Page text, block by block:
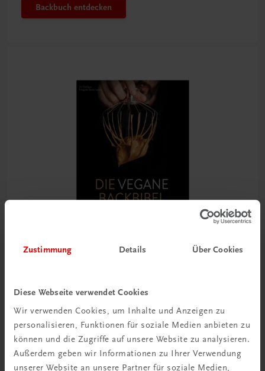
Zustimmung Details Über Cookies
Diese Webseite verwendet Cookies
Wir verwenden Cookies, um Inhalte und Anzeigen zu
personalisieren, Funktionen für soziale Medien anbieten zu
können und die Zugriffe auf unsere Website zu analysieren.
Außerdem geben wir Informationen zu Ihrer Verwendung
unserer Website an unsere Partner für soziale Medien,
Backbuch entdecken
Die vegane Backbibel
100 internationale Rezepte der modernen Patisserie
€ 51,40